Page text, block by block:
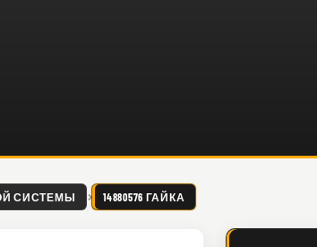
СИСТЕМЫ 14880576 ГАЙКА